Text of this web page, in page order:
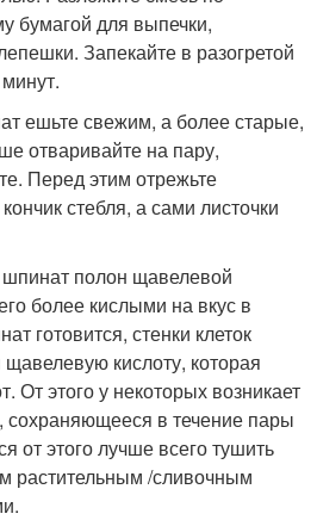
бумагой для выпечки,
Запекайте в разогретой
ешьте свежим, а более старые,
отваривайте на пару,
Перед этим отрежьте
стебля, а сами листочки
полон щавелевой
более кислыми на вкус в
готовится, стенки клеток
кислоту, которая
От этого у некоторых возникает
в течение пары
от этого лучше всего тушить
растительным /сливочным